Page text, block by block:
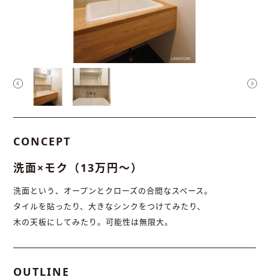
CONCEPT
洗面×モク（13万円〜）
洗面という、オープンとクローズの合間なスペース。
タイルを貼ったり、大きなシンクをつけてみたり、
木の天板にしてみたり。可能性は無限大。
OUTLINE